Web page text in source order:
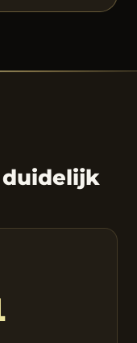
duidelijk